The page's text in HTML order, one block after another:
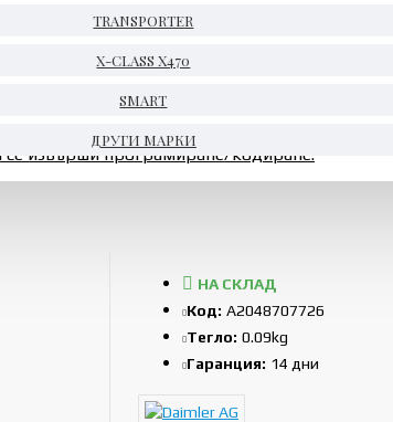
TRANSPORTER
X-CLASS X470
SMART
ДРУГИ МАРКИ
извърши програмиране/кодиране.
НА СКЛАД
Код: A2048707726
Тегло: 0.09kg
Гаранция: 14 дни